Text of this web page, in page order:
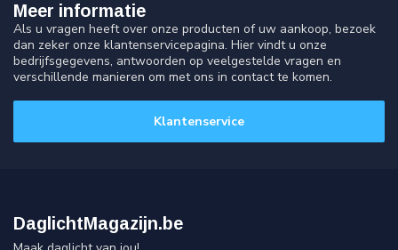
Meer informatie
Als u vragen heeft over onze producten of uw aankoop, bezoek
dan zeker onze klantenservicepagina. Hier vindt u onze
bedrijfsgegevens, antwoorden op veelgestelde vragen en
verschillende manieren om met ons in contact te komen.
Klantenservice
DaglichtMagazijn.be